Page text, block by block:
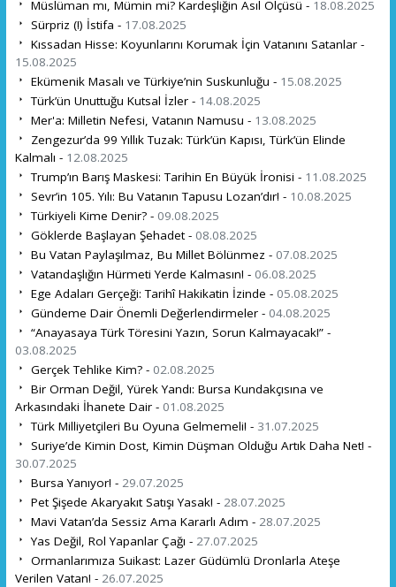
Müslüman mı, Mümin mi? Kardeşliğin Asıl Ölçüsü - 18.08.2025
Sürpriz (!) İstifa - 17.08.2025
Kıssadan Hisse: Koyunlarını Korumak İçin Vatanını Satanlar -
15.08.2025
Ekümenik Masalı ve Türkiye’nin Suskunluğu - 15.08.2025
Türk’ün Unuttuğu Kutsal İzler - 14.08.2025
Mer'a: Milletin Nefesi, Vatanın Namusu - 13.08.2025
Zengezur’da 99 Yıllık Tuzak: Türk’ün Kapısı, Türk’ün Elinde
Kalmalı - 12.08.2025
Trump’ın Barış Maskesi: Tarihin En Büyük İronisi - 11.08.2025
Sevr’in 105. Yılı: Bu Vatanın Tapusu Lozan’dır! - 10.08.2025
Türkiyeli Kime Denir? - 09.08.2025
Göklerde Başlayan Şehadet - 08.08.2025
Bu Vatan Paylaşılmaz, Bu Millet Bölünmez - 07.08.2025
Vatandaşlığın Hürmeti Yerde Kalmasın! - 06.08.2025
Ege Adaları Gerçeği: Tarihî Hakikatin İzinde - 05.08.2025
Gündeme Dair Önemli Değerlendirmeler - 04.08.2025
“Anayasaya Türk Töresini Yazın, Sorun Kalmayacak!” -
03.08.2025
Gerçek Tehlike Kim? - 02.08.2025
Bir Orman Değil, Yürek Yandı: Bursa Kundakçısına ve
Arkasındaki İhanete Dair - 01.08.2025
Türk Milliyetçileri Bu Oyuna Gelmemeli! - 31.07.2025
Suriye’de Kimin Dost, Kimin Düşman Olduğu Artık Daha Net! -
30.07.2025
Bursa Yanıyor! - 29.07.2025
Pet Şişede Akaryakıt Satışı Yasak! - 28.07.2025
Mavi Vatan’da Sessiz Ama Kararlı Adım - 28.07.2025
Yas Değil, Rol Yapanlar Çağı - 27.07.2025
Ormanlarımıza Suikast: Lazer Güdümlü Dronlarla Ateşe
Verilen Vatan! - 26.07.2025